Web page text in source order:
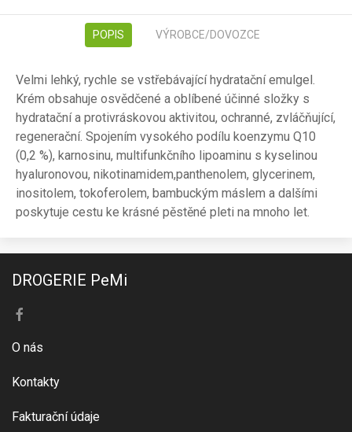
POPIS VÝROBCE/DOVOZCE
Velmi lehký, rychle se vstřebávající hydratační emulgel.
Krém obsahuje osvědčené a oblíbené účinné složky s
hydratační a protivráskovou aktivitou, ochranné, zvláčňující,
regenerační. Spojením vysokého podílu koenzymu Q10
(0,2 %), karnosinu, multifunkčního lipoaminu s kyselinou
hyaluronovou, nikotinamidem,panthenolem, glycerinem,
inositolem, tokoferolem, bambuckým máslem a dalšími
poskytuje cestu ke krásné pěstěné pleti na mnoho let.
DROGERIE PeMi
O nás
Kontakty
Fakturační údaje